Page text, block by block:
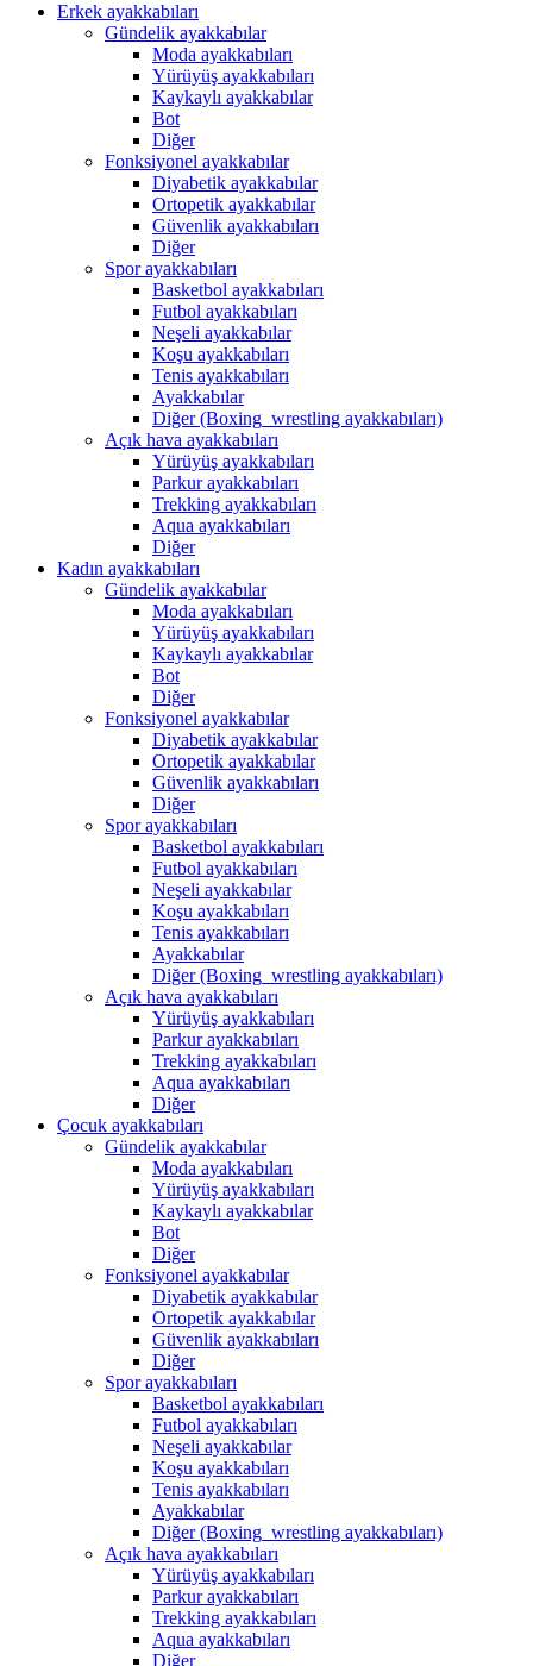
Erkek ayakkabıları
Gündelik ayakkabılar
Moda ayakkabıları
Yürüyüş ayakkabıları
Kaykaylı ayakkabılar
Bot
Diğer
Fonksiyonel ayakkabılar
Diyabetik ayakkabılar
Ortopetik ayakkabılar
Güvenlik ayakkabıları
Diğer
Spor ayakkabıları
Basketbol ayakkabıları
Futbol ayakkabıları
Neşeli ayakkabılar
Koşu ayakkabıları
Tenis ayakkabıları
Ayakkabılar
Diğer (Boxing_wrestling ayakkabıları)
Açık hava ayakkabıları
Yürüyüş ayakkabıları
Parkur ayakkabıları
Trekking ayakkabıları
Aqua ayakkabıları
Diğer
Kadın ayakkabıları
Gündelik ayakkabılar
Moda ayakkabıları
Yürüyüş ayakkabıları
Kaykaylı ayakkabılar
Bot
Diğer
Fonksiyonel ayakkabılar
Diyabetik ayakkabılar
Ortopetik ayakkabılar
Güvenlik ayakkabıları
Diğer
Spor ayakkabıları
Basketbol ayakkabıları
Futbol ayakkabıları
Neşeli ayakkabılar
Koşu ayakkabıları
Tenis ayakkabıları
Ayakkabılar
Diğer (Boxing_wrestling ayakkabıları)
Açık hava ayakkabıları
Yürüyüş ayakkabıları
Parkur ayakkabıları
Trekking ayakkabıları
Aqua ayakkabıları
Diğer
Çocuk ayakkabıları
Gündelik ayakkabılar
Moda ayakkabıları
Yürüyüş ayakkabıları
Kaykaylı ayakkabılar
Bot
Diğer
Fonksiyonel ayakkabılar
Diyabetik ayakkabılar
Ortopetik ayakkabılar
Güvenlik ayakkabıları
Diğer
Spor ayakkabıları
Basketbol ayakkabıları
Futbol ayakkabıları
Neşeli ayakkabılar
Koşu ayakkabıları
Tenis ayakkabıları
Ayakkabılar
Diğer (Boxing_wrestling ayakkabıları)
Açık hava ayakkabıları
Yürüyüş ayakkabıları
Parkur ayakkabıları
Trekking ayakkabıları
Aqua ayakkabıları
Diğer